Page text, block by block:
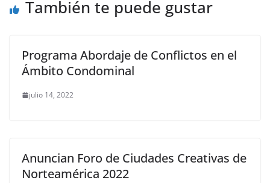
o p k
También te puede gustar
Programa Abordaje de Conflictos en el
Ámbito Condominal
julio 14, 2022
Anuncian Foro de Ciudades Creativas de
Norteamérica 2022